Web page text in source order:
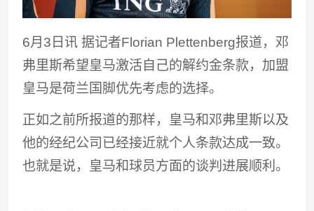
6月3日讯 据记者Florian Plettenberg报道，邓
弗里斯希望皇马激活自己的解约金条款，加盟
皇马是荷兰国脚优先考虑的选择。
正如之前所报道的那样，皇马和邓弗里斯以及
他的经纪公司已经接近就个人条款达成一致。
也就是说，皇马和球员方面的谈判进展顺利。